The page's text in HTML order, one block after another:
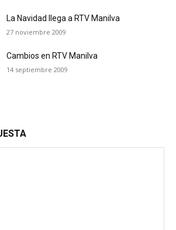
La Navidad llega a RTV Manilva
27 noviembre 2009
Cambios en RTV Manilva
14 septiembre 2009